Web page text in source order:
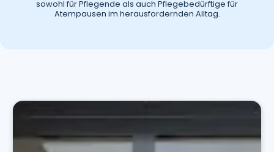
sowohl für Pflegende als auch Pflegebedürftige für
Atempausen im herausfordernden Alltag.